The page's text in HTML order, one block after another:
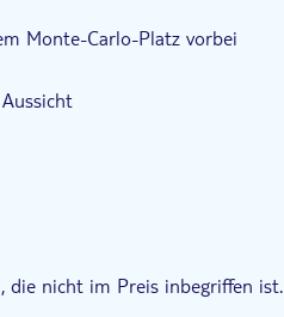
Monte-Carlo-Platz vorbei
die nicht im Preis inbegriffen ist.